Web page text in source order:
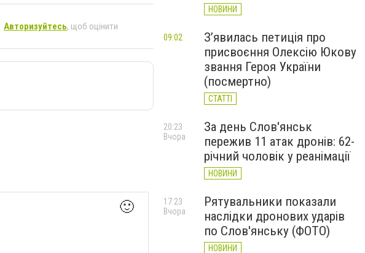
Авторизуйтесь, щоб оцінити
🙂
НОВИНИ
З’явилась петиція про
присвоєння Олексію Юкову
звання Героя України
(посмертно)
СТАТТІ
09:02
За день Слов'янськ
пережив 11 атак дронів: 62-
річний чоловік у реанімації
НОВИНИ
20:23
Вчора
Рятувальники показали
наслідки дронових ударів
по Слов'янську (ФОТО)
НОВИНИ
17:23
Вчора